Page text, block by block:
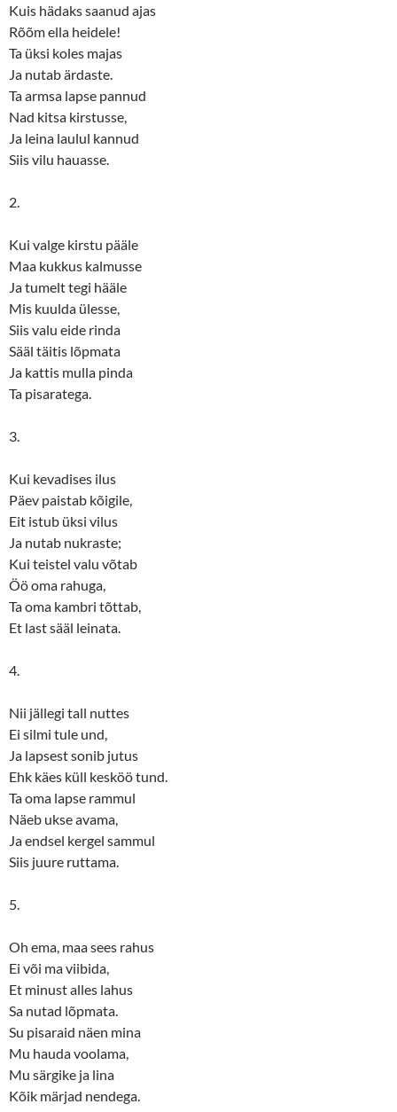
n
w
w
i
n
d
o
w
)
n
n
e
w
i
n
d
o
w
)
Kuis hädaks saanud ajas
Rõõm ella heidele!
Ta üksi koles majas
Ja nutab ärdaste.
Ta armsa lapse pannud
Nad kitsa kirstusse,
Ja leina laulul kannud
Siis vilu hauasse.
2.
Kui valge kirstu pääle
Maa kukkus kalmusse
Ja tumelt tegi hääle
Mis kuulda ülesse,
Siis valu eide rinda
Sääl täitis lõpmata
Ja kattis mulla pinda
Ta pisaratega.
3.
Kui kevadises ilus
Päev paistab kõigile,
Eit istub üksi vilus
Ja nutab nukraste;
Kui teistel valu võtab
Öö oma rahuga,
Ta oma kambri tõttab,
Et last sääl leinata.
4.
Nii jällegi tall nuttes
Ei silmi tule und,
Ja lapsest sonib jutus
Ehk käes küll kesköö tund.
Ta oma lapse rammul
Näeb ukse avama,
Ja endsel kergel sammul
Siis juure ruttama.
5.
Oh ema, maa sees rahus
Ei või ma viibida,
Et minust alles lahus
Sa nutad lõpmata.
Su pisaraid näen mina
Mu hauda voolama,
Mu särgike ja lina
Kõik märjad nendega.